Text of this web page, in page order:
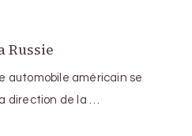
Russie
automobile américain se
direction de la …